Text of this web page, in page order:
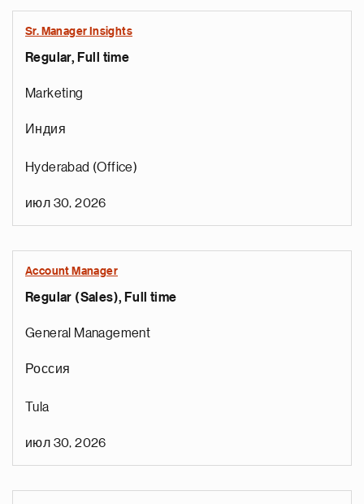
Sr. Manager Insights
Regular, Full time
Marketing
Индия
Hyderabad (Office)
июл 30, 2026
Account Manager
Regular (Sales), Full time
General Management
Россия
Tula
июл 30, 2026